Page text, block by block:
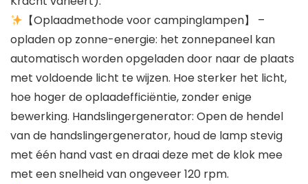
【Oplaadmethode voor campinglampen】 –
opladen op zonne-energie: het zonnepaneel kan
automatisch worden opgeladen door naar de plaats
met voldoende licht te wijzen. Hoe sterker het licht,
hoe hoger de oplaadefficiëntie, zonder enige
bewerking. Handslingergenerator: Open de hendel
van de handslingergenerator, houd de lamp stevig
met één hand vast en draai deze met de klok mee
met een snelheid van ongeveer 120 rpm.